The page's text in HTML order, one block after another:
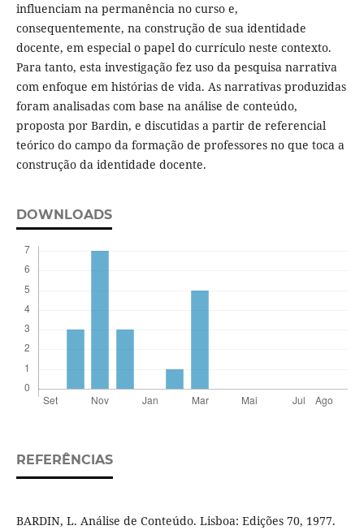
influenciam na permanência no curso e,
consequentemente, na construção de sua identidade
docente, em especial o papel do currículo neste contexto.
Para tanto, esta investigação fez uso da pesquisa narrativa
com enfoque em histórias de vida. As narrativas produzidas
foram analisadas com base na análise de conteúdo,
proposta por Bardin, e discutidas a partir de referencial
teórico do campo da formação de professores no que toca a
construção da identidade docente.
DOWNLOADS
REFERÊNCIAS
BARDIN, L. Análise de Conteúdo. Lisboa: Edições 70, 1977.